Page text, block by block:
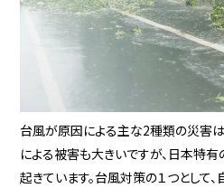
台風が原因による主な2種類の災害は
による被害も大きいですが、日本特
起きています。台風対策の１つとして